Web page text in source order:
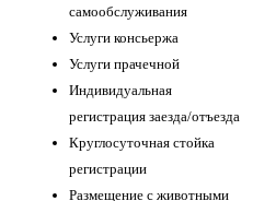
самообслуживания
Услуги консьержа
Услуги прачечной
Индивидуальная
регистрация заезда/отъезда
Круглосуточная стойка
регистрации
Размещение с животными